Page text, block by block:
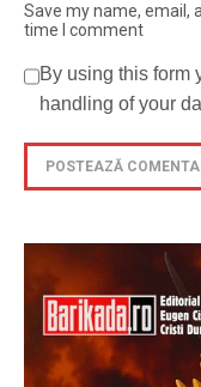
Save my name, email,
time I comment
By using this form
handling of your